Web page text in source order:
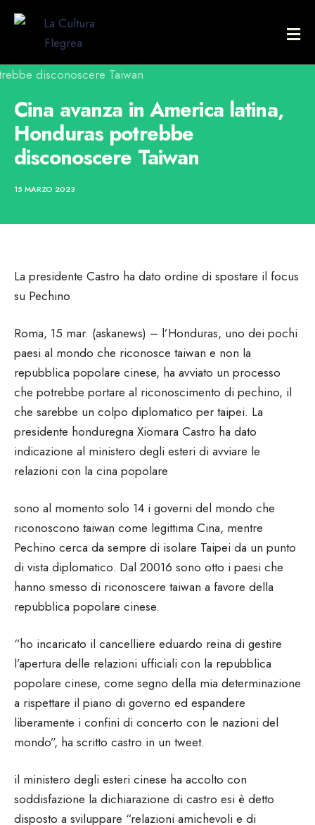
Cina avanza in America latina,
Honduras potrebbe
disconoscere Taiwan
15 MARZO 2023
La presidente Castro ha dato ordine di spostare il focus
su Pechino
Roma, 15 mar. (askanews) – l’Honduras, uno dei pochi
paesi al mondo che riconosce taiwan e non la
repubblica popolare cinese, ha avviato un processo
che potrebbe portare al riconoscimento di pechino, il
che sarebbe un colpo diplomatico per taipei. La
presidente honduregna Xiomara Castro ha dato
indicazione al ministero degli esteri di avviare le
relazioni con la cina popolare
sono al momento solo 14 i governi del mondo che
riconoscono taiwan come legittima Cina, mentre
Pechino cerca da sempre di isolare Taipei da un punto
di vista diplomatico. Dal 20016 sono otto i paesi che
hanno smesso di riconoscere taiwan a favore della
repubblica popolare cinese.
“ho incaricato il cancelliere eduardo reina di gestire
l’apertura delle relazioni ufficiali con la repubblica
popolare cinese, come segno della mia determinazione
a rispettare il piano di governo ed espandere
liberamente i confini di concerto con le nazioni del
mondo”, ha scritto castro in un tweet.
il ministero degli esteri cinese ha accolto con
soddisfazione la dichiarazione di castro esi è detto
disposto a sviluppare “relazioni amichevoli e di